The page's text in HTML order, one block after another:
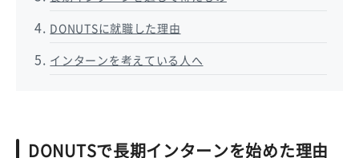
DONUTSに就職した理由
インターンを考えている人へ
DONUTSで長期インターンを始めた理由